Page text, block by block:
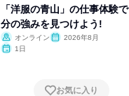
「洋服の青山」の仕事体験
分の強みを見つけよう!
オンライン
2026年8月
1日
お気に入り